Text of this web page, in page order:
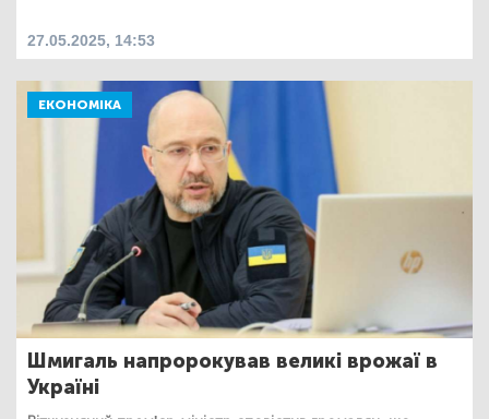
27.05.2025, 14:53
ЕКОНОМІКА
Шмигаль напророкував великі врожаї в
Україні